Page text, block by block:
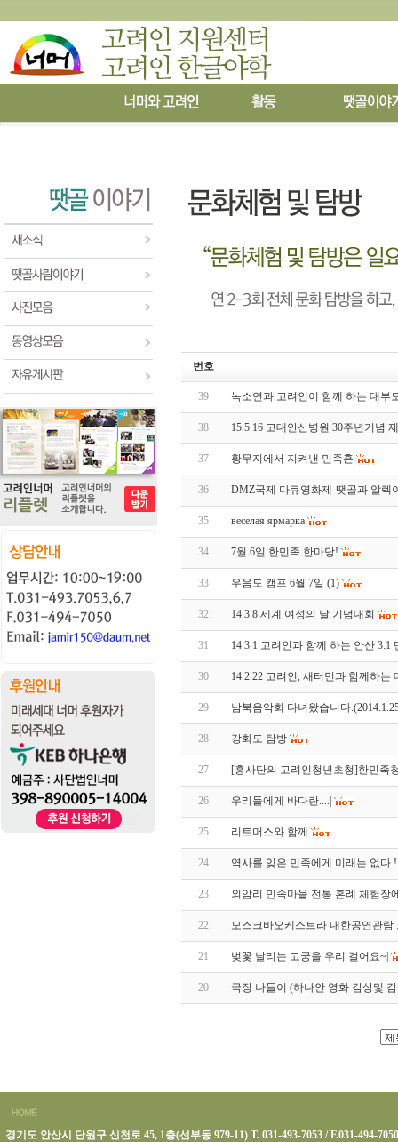
번호
39 녹소연과 고려인이 함께 하는 대부
38 15.5.16 고대안산병원 30주년기념
37 황무지에서 지켜낸 민족혼
36 DMZ국제 다큐영화제-땟골과 알렉
35 веселая ярмарка
34 7월 6일 한민족 한마당!
33 우음도 캠프 6월 7일 (1)
32 14.3.8 세계 여성의 날 기념대회
31 14.3.1 고려인과 함께 하는 안산 3.1
30 14.2.22 고려인, 새터민과 함께하는
29 남북음악회 다녀왔습니다
28 강화도 탐방
27 [흥사단의 고려인청년초청]한민족
26 우리들에게 바다란....|
25 리트머스와 함께
24 역사를 잊은 민족에게 미래는 없다
23 외암리 민속마을 전통 혼례 체험장
22 모스크바오케스트라 내한공연관람
21 벚꽃 날리는 고궁을 우리 걸어요~|
20 극장 나들이 (하나안 영화 감상및
경기도 안산시 단원구 신천로 45, 1층(선부동 979-11) T. 031-493-7053 / F.031-494-7050